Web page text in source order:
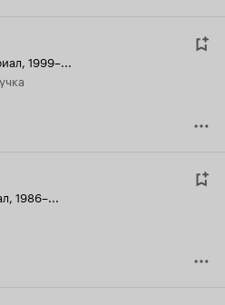
1999–...
1986–...